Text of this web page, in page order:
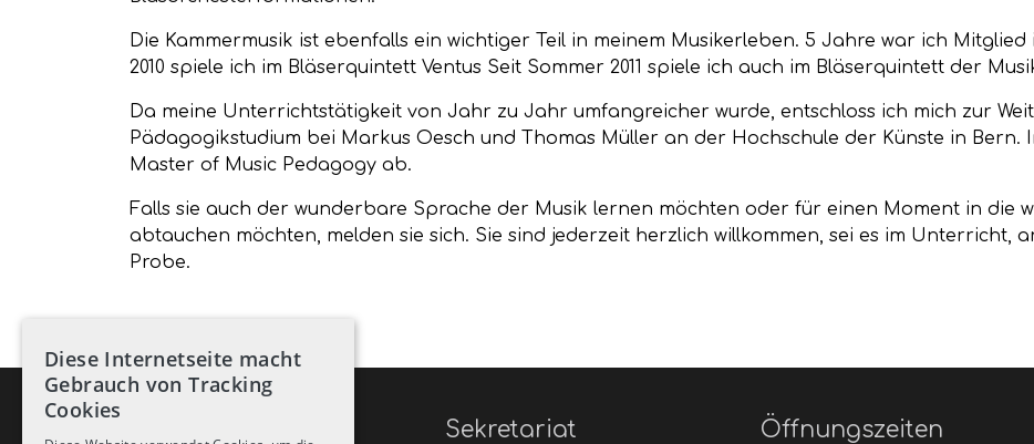
Die Kammermusik ist ebenfalls ein wichtiger Teil in meinem Musikerleben. 5 Jahre war ich
2010 spiele ich im Bläserquintett Ventus Seit Sommer 2011 spiele ich auch im Bläserquintett der
Da meine Unterrichtstätigkeit von Jahr zu Jahr umfangreicher wurde, entschloss ich mich zur
Pädagogikstudium bei Markus Oesch und Thomas Müller an der Hochschule der Künste in Bern.
Master of Music Pedagogy ab.
Falls sie auch der wunderbare Sprache der Musik lernen möchten oder für einen Moment in die
abtauchen möchten, melden sie sich. Sie sind jederzeit herzlich willkommen, sei es im Unterricht,
Probe.
Sekretariat Öffnungszeiten
Diese Internetseite macht
Gebrauch von Tracking
Cookies